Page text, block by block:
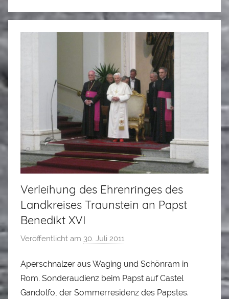
Verleihung des Ehrenringes des
Landkreises Traunstein an Papst
Benedikt XVI
Veröffentlicht am 30. Juli 2011
n
L
o
Aperschnalzer aus Waging und Schönram in
Rom. Sonderaudienz beim Papst auf Castel
Gandolfo, der Sommerresidenz des Papstes.